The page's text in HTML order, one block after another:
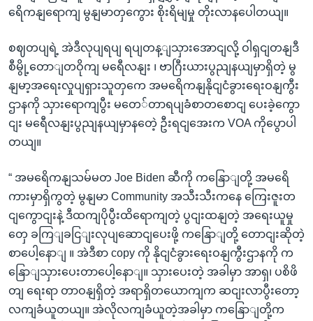
ရေိကနျရောကျ မွနျမာတှကွေား စိုးရိမျမှု တိုးလာနပေါတယျ။
စဈတပျရဲ့ အဲဒီလုပျရပျ ရပျတန့ျသှားအောငျလို့ ဝါရှငျတနျဒီ
စီမွို့တောျတဝိုကျ မရေီလနျး ၊ ဗာဂြီးယားပွညျနယျမှာရှိတဲ့ မွ
နျမာ့အရေးလှုပျရှားသူတှကေ အမရေိကနျနိုငျငံခွားရေးဝနျကွီး
ဌာနကို သှားရောကျပွီး မတေ်တာရပျခံစာတစောငျ ပေးခဲ့ကွော
ငျး မရေီလနျးပွညျနယျမှာနတေဲ့ ဦးရငျအေးက VOA ကိုပွောပါ
တယျ။
“ အမရေိကနျသမ်မတ Joe Biden ဆီကို ကနြောျတို့ အမရေိ
ကားမှာရှိကွတဲ့ မွနျမာ Community အသီးသီးကနေ ကြေးဇူးတ
ငျကွောငျးနဲ့ ဒီထကျပိုပွီးထိရောကျတဲ့ ပွငျးထနျတဲ့ အရေးယူမှု
တှေ ခကြျခငြျးလုပျဆောငျပေးဖို့ ကနြောျတို့ တောငျးဆိုတဲ့
စာပေါ့နောျ ။ အဲဒီစာ copy ကို နိုငျငံခွားရေးဝနျကွီးဌာနကို က
နြောျသှားပေးတာပေါ့နောျ။ သှားပေးတဲ့ အခါမှာ အာရှ၊ ပစိဖိ
တျ ရေးရာ တာဝနျရှိတဲ့ အရာရှိတယောကျက ဆငျးလာပွီးတော့
လကျခံယူတယျ။ အဲလိုလကျခံယူတဲ့အခါမှာ ကနြောျတို့က